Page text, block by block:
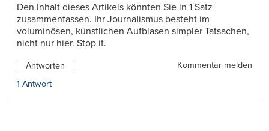
Den Inhalt dieses Artikels könnten Sie in 1 Satz
zusammenfassen. Ihr Journalismus besteht im
voluminösen, künstlichen Aufblasen simpler Tatsachen,
nicht nur hier. Stop it.
Antworten
Kommentar melden
1 Antwort